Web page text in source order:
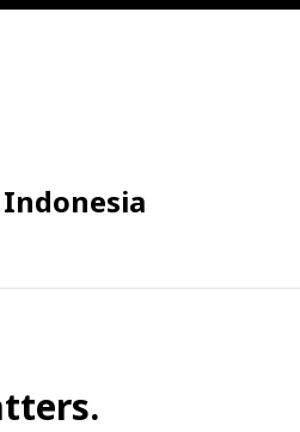
Indonesia